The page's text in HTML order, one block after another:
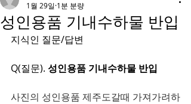
성인용품 기내수하물 반입
1월 29일 1분 분량
지식인 질문/답변
Q(질문). 성인용품 기내수하물 반입
사진의 성인용품 제주도갈때 가져가려하